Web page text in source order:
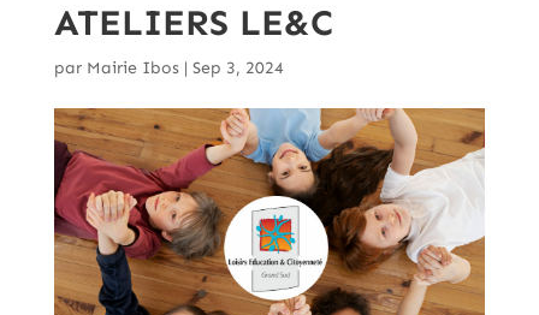
ATELIERS LE&C
par Mairie Ibos| Sep 3, 2024